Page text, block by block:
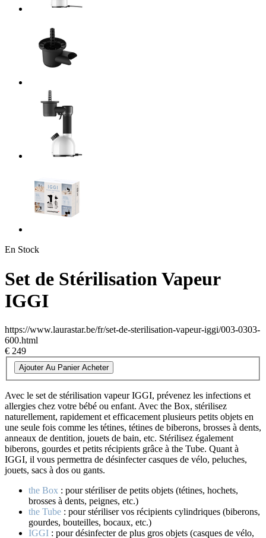
En Stock
Set de Stérilisation Vapeur
IGGI
https://www.laurastar.be/fr/set-de-sterilisation-vapeur-iggi/003-0303-
600.html
€ 249
Ajouter Au Panier Acheter
Avec le set de stérilisation vapeur IGGI, prévenez les infections et
allergies chez votre bébé ou enfant. Avec the Box, stérilisez
naturellement, rapidement et efficacement plusieurs petits objets en
une seule fois comme les tétines, tétines de biberons, brosses à dents,
anneaux de dentition, jouets de bain, etc. Stérilisez également
biberons, gourdes et petits récipients grâce à the Tube. Quant à
IGGI, il vous permettra de désinfecter casques de vélo, peluches,
jouets, sacs à dos ou gants.
the Box : pour stériliser de petits objets (tétines, hochets,
brosses à dents, peignes, etc.)
the Tube : pour stériliser vos récipients cylindriques (biberons,
gourdes, bouteilles, bocaux, etc.)
IGGI : pour désinfecter de plus gros objets (casques de vélo,